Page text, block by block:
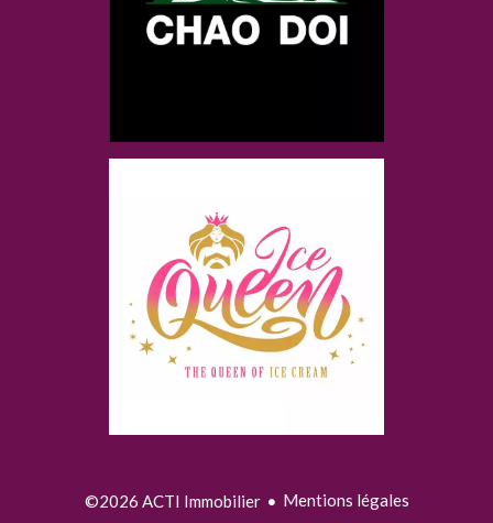
©2026 ACTI Immobilier
Mentions légales